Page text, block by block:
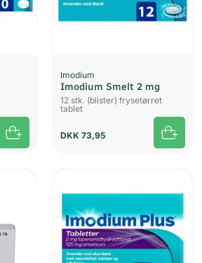
Imodium
Imodium Smelt 2 mg
12 stk. (blister) frysetørret
tablet
DKK 73,95